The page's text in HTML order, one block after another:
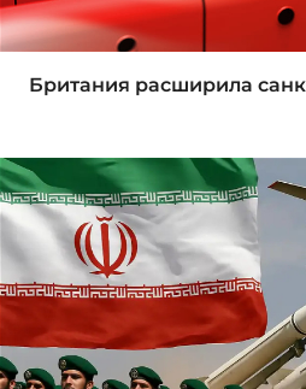
Британия расширила